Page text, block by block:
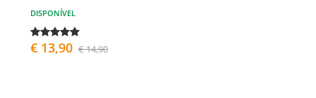
DISPONÍVEL
€ 13,90 € 14,90